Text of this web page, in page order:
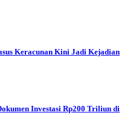
Keracunan Kini Jadi Kejadian
Investasi Rp200 Triliun di